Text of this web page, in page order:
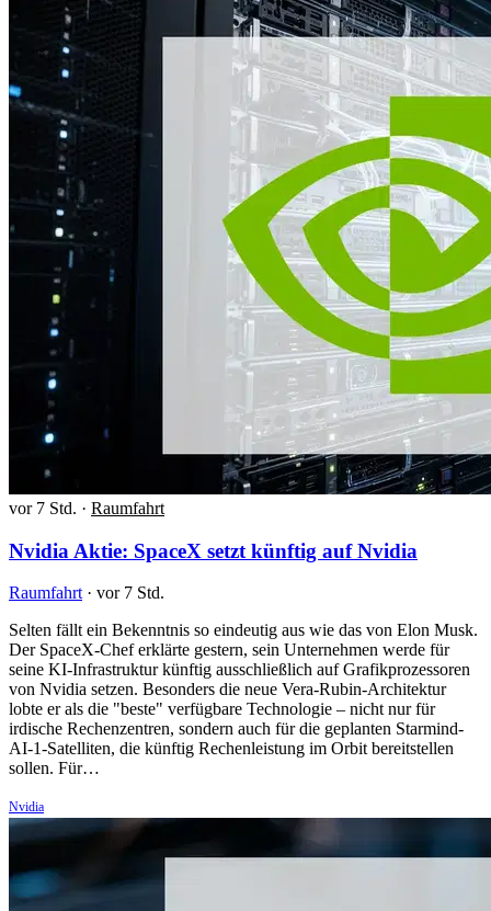
vor 7 Std. · Raumfahrt
Nvidia Aktie: SpaceX setzt künftig auf Nvidia
Raumfahrt · vor 7 Std.
Selten fällt ein Bekenntnis so eindeutig aus wie das von Elon Musk.
Der SpaceX-Chef erklärte gestern, sein Unternehmen werde für
seine KI-Infrastruktur künftig ausschließlich auf Grafikprozessoren
von Nvidia setzen. Besonders die neue Vera-Rubin-Architektur
lobte er als die "beste" verfügbare Technologie – nicht nur für
irdische Rechenzentren, sondern auch für die geplanten Starmind-
AI-1-Satelliten, die künftig Rechenleistung im Orbit bereitstellen
sollen. Für…
Nvidia